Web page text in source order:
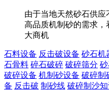
由于当地天然砂石供
高品质机制砂的需求，
大商机
石料设备 反击破设备 砂石机
石骨料 碎石破碎 破碎筛分
破碎设备 机制砂设备 破碎制
备 反击破 制砂线 破碎制沙知